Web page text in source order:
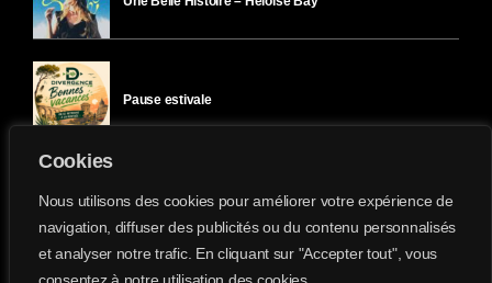
Cookies
Nous utilisons des cookies pour améliorer votre expérience de
navigation, diffuser des publicités ou du contenu personnalisés
et analyser notre trafic. En cliquant sur "Accepter tout", vous
Pause estivale
Ici l’Ombre – mardi 28 juillet